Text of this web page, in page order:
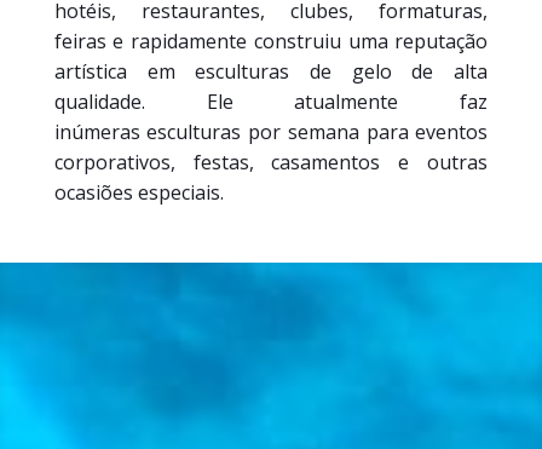
hotéis, restaurantes, clubes, formaturas,
feiras e rapidamente construiu uma reputação
artística em esculturas de gelo de alta
qualidade. Ele atualmente faz
inúmeras esculturas por semana para eventos
corporativos, festas, casamentos e outras
ocasiões especiais.